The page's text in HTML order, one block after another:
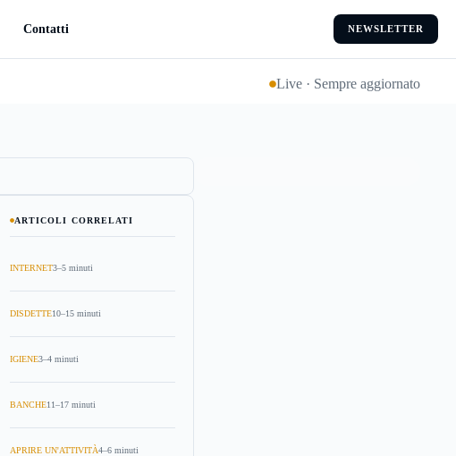
Contatti NEWSLETTER
Live · Sempre aggiornato
ARTICOLI CORRELATI
INTERNET3–5 minuti
DISDETTE10–15 minuti
IGIENE3–4 minuti
BANCHE11–17 minuti
APRIRE UN'ATTIVITÀ4–6 minuti